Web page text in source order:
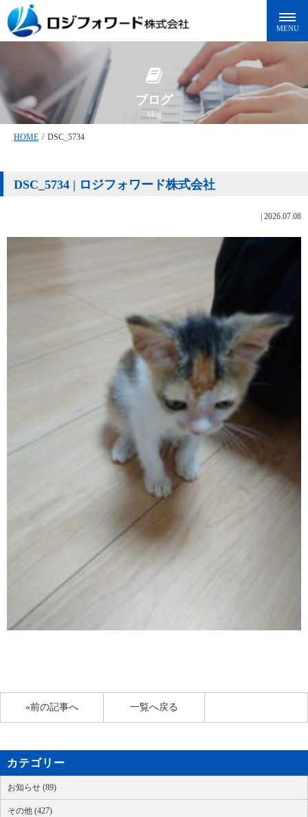
ブログ
blog
HOME / DSC_5734
DSC_5734 | ロジフォワード株式会社
2026.07.08
«前の記事へ 一覧へ戻る
カテゴリー
お知らせ (89)
その他 (427)